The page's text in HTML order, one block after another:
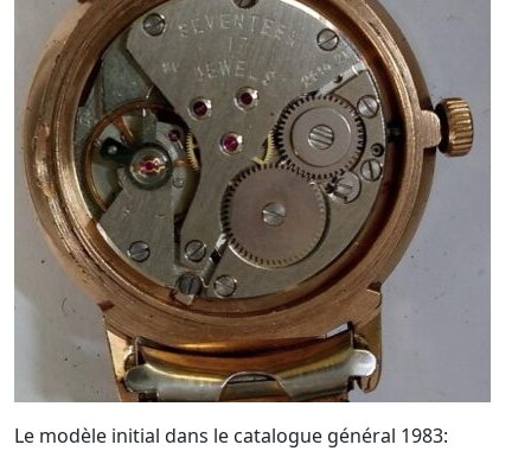
Le modèle initial dans le catalogue général 1983: